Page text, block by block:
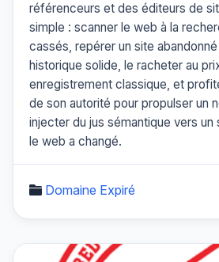
référenceurs et des éditeurs de
simple : scanner le web à la
cassés, repérer un site abandonné
historique solide, le racheter au
enregistrement classique, et
de son autorité pour propulser un
injecter du jus sémantique vers un
le web a changé.
Domaine Expiré